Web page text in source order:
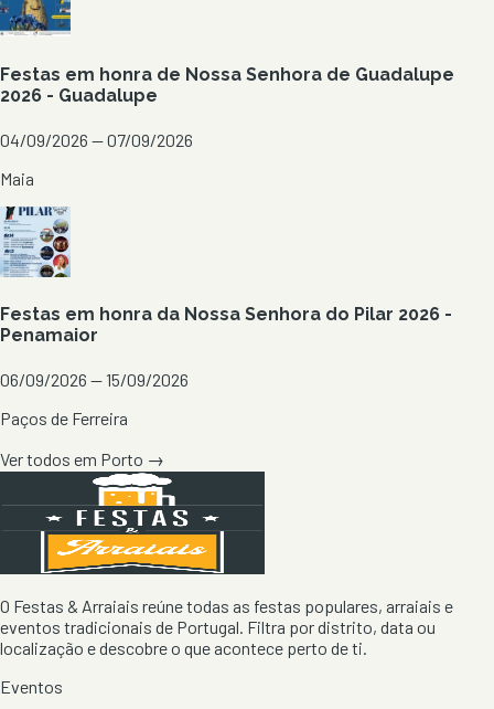
Festas em honra de Nossa Senhora de Guadalupe
2026 - Guadalupe
04/09/2026 — 07/09/2026
Maia
Festas em honra da Nossa Senhora do Pilar 2026 -
Penamaior
06/09/2026 — 15/09/2026
Paços de Ferreira
Ver todos em Porto →
O Festas & Arraiais reúne todas as festas populares, arraiais e
eventos tradicionais de Portugal. Filtra por distrito, data ou
localização e descobre o que acontece perto de ti.
Eventos